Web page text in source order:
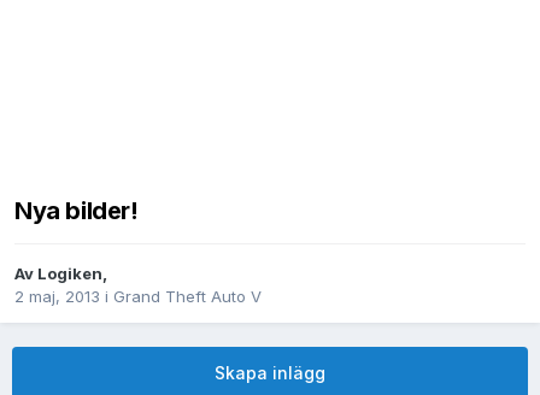
Nya bilder!
Av Logiken,
2 maj, 2013 i Grand Theft Auto V
Skapa inlägg